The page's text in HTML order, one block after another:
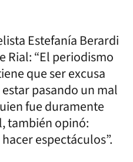
Estefanía Berardi
Rial: “El periodismo
que ser excusa
pasando un mal
fue duramente
también opinó:
espectáculos”.